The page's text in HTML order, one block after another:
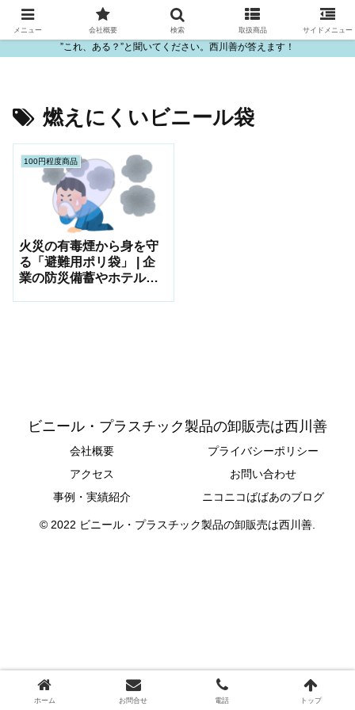
ビニール・プラスチック製品の卸販売は西川善
”これ、ある？”と聞いてください。西川善が答えます！
燃えにくいビニール袋
100円程度商品
火災の有毒煙から身を守
る「避難用ポリ袋」 | 企
業の防災備蓄やホテル常
ビニール・プラスチック製品の卸販売は西川善
会社概要
プライバシーポリシー
アクセス
お問い合わせ
事例・実績紹介
ニコニコばばあのブログ
© 2022 ビニール・プラスチック製品の卸販売は西川善.
メニュー 会社概要 検索 取扱商品 サイドメニュー
ホーム お問合せ 電話 トップ